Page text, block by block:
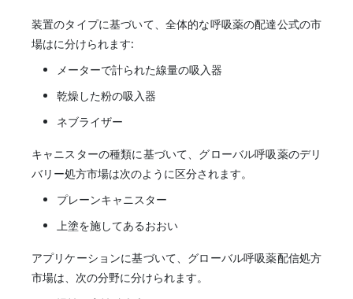
装置のタイプに基づいて、全体的な呼吸薬の配達公式の市
場はに分けられます:
メーターで計られた線量の吸入器
乾燥した粉の吸入器
ネブライザー
キャニスターの種類に基づいて、グローバル呼吸薬のデリ
バリー処方市場は次のように区分されます。
プレーンキャニスター
上塗を施してあるおおい
アプリケーションに基づいて、グローバル呼吸薬配信処方
市場は、次の分野に分けられます。